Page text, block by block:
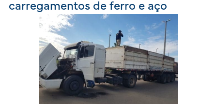
carregamentos de ferro e aço